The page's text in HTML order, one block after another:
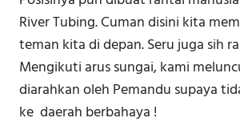
River Tubing. Cuman disini kita
teman kita di depan. Seru juga sih
Mengikuti arus sungai, kami
diarahkan oleh Pemandu supaya
ke daerah berbahaya !